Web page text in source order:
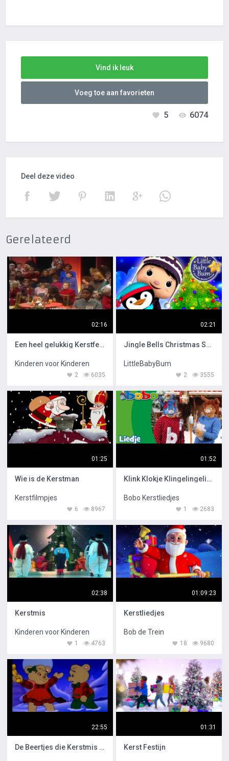
Vind ik leuk
Voeg toe aan favorieten
6074
5
Deel deze video
Gerelateerd
02:16
Een heel gelukkig Kerstfeest
Kinderen voor Kinderen
6035
2
02:21
Jingle Bells Christmas Songs
LittleBabyBum
3555
2
01:25
Wie is de Kerstman
Kerstfilmpjes
8967
6
01:52
Klink Klokje Klingelingeling
Bobo Kerstliedjes
2683
1
02:38
Kerstmis
Kinderen voor Kinderen
4763
1
01:09:23
Kerstliedjes
Bob de Trein
9680
18
22:55
De Beertjes die Kerstmis Redden
01:31
Kerst Festijn